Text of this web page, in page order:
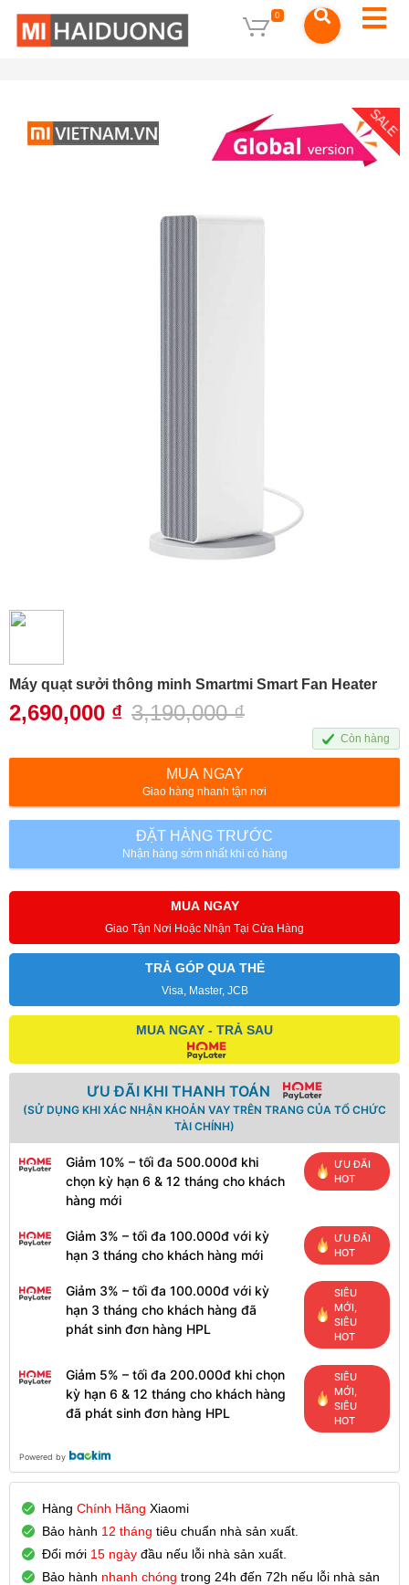
0
SALE
Máy quạt sưởi thông minh Smartmi Smart Fan Heater
2,690,000 ₫ 3,190,000₫
Còn hàng
MUA NGAY
Giao hàng nhanh tận nơi
ĐẶT HÀNG TRƯỚC
Nhận hàng sớm nhất khi có hàng
MUA NGAY
Giao Tận Nơi Hoặc Nhận Tại Cửa Hàng
TRẢ GÓP QUA THẺ
Visa, Master, JCB
MUA NGAY - TRẢ SAU
ƯU ĐÃI KHI THANH TOÁN
(SỬ DỤNG KHI XÁC NHẬN KHOẢN VAY TRÊN TRANG CỦA TỔ CHỨC
TÀI CHÍNH)
Giảm 10% – tối đa 500.000đ khi
chọn kỳ hạn 6 & 12 tháng cho khách
hàng mới
ƯU ĐÃI
HOT
Giảm 3% – tối đa 100.000đ với kỳ
hạn 3 tháng cho khách hàng mới
ƯU ĐÃI
HOT
Giảm 3% – tối đa 100.000đ với kỳ
hạn 3 tháng cho khách hàng đã
phát sinh đơn hàng HPL
SIÊU
MỚI,
SIÊU
HOT
Giảm 5% – tối đa 200.000đ khi chọn
kỳ hạn 6 & 12 tháng cho khách hàng
đã phát sinh đơn hàng HPL
SIÊU
MỚI,
SIÊU
HOT
Powered by
Hàng Chính Hãng Xiaomi
Bảo hành 12 tháng tiêu chuẩn nhà sản xuất.
Đổi mới 15 ngày đầu nếu lỗi nhà sản xuất.
Bảo hành nhanh chóng trong 24h đến 72h nếu lỗi nhà sản